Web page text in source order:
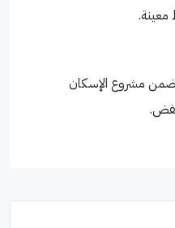
معينة.
مشروع الإسكان